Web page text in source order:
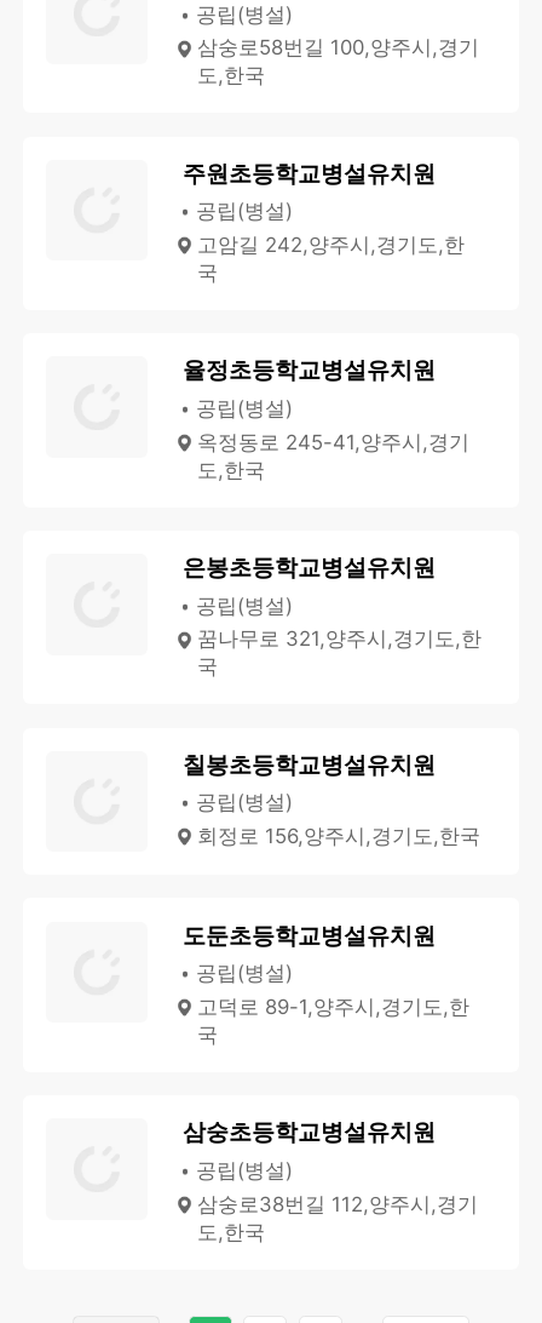
공립(병설)
삼숭로58번길 100,양주시,경기
도,한국
주원초등학교병설유치원
공립(병설)
고암길 242,양주시,경기도,한
국
율정초등학교병설유치원
공립(병설)
옥정동로 245-41,양주시,경기
도,한국
은봉초등학교병설유치원
공립(병설)
꿈나무로 321,양주시,경기도,한
국
칠봉초등학교병설유치원
공립(병설)
회정로 156,양주시,경기도,한국
도둔초등학교병설유치원
공립(병설)
고덕로 89-1,양주시,경기도,한
국
삼숭초등학교병설유치원
공립(병설)
삼숭로38번길 112,양주시,경기
도,한국